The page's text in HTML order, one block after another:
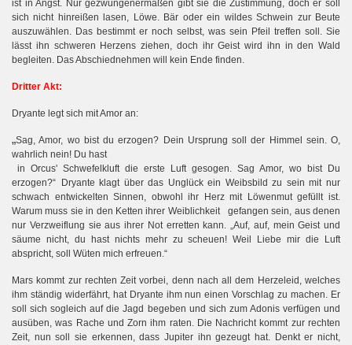
ist in Angst. Nur gezwungenermaßen gibt sie die Zustimmung, doch er soll
sich nicht hinreißen lasen, Löwe. Bär oder ein wildes Schwein zur Beute
auszuwählen. Das bestimmt er noch selbst, was sein Pfeil treffen soll. Sie
lässt ihn schweren Herzens ziehen, doch ihr Geist wird ihn in den Wald
begleiten. Das Abschiednehmen will kein Ende finden.
Dritter Akt:
Dryante legt sich mit Amor an:
„Sag, Amor, wo bist du erzogen? Dein Ursprung soll der Himmel sein. O,
wahrlich nein! Du hast
in Orcus' Schwefelkluft die erste Luft gesogen. Sag Amor, wo bist Du
erzogen?“
Dryante klagt über das Unglück ein Weibsbild zu sein mit nur
schwach entwickelten Sinnen, obwohl ihr Herz mit Löwenmut gefüllt ist.
Warum muss sie in den Ketten ihrer Weiblichkeit gefangen sein, aus denen
nur Verzweiflung sie aus ihrer Not erretten kann. „Auf, auf, mein Geist und
säume nicht, du hast nichts mehr zu scheuen! Weil Liebe mir die Luft
abspricht, soll Wüten mich erfreuen.“
Mars kommt zur rechten Zeit vorbei, denn nach all dem Herzeleid, welches
ihm ständig widerfährt, hat Dryante ihm nun einen Vorschlag zu machen. Er
soll sich sogleich auf die Jagd begeben und sich zum Adonis verfügen und
ausüben, was Rache und Zorn ihm raten. Die Nachricht kommt zur rechten
Zeit, nun soll sie erkennen, dass Jupiter ihn gezeugt hat. Denkt er nicht,